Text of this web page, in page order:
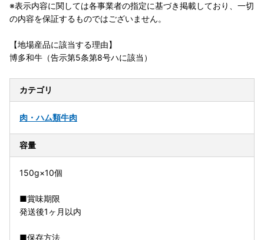
※表示内容に関しては各事業者の指定に基づき掲載しており、一切
の内容を保証するものではございません。
【地場産品に該当する理由】
博多和牛（告示第5条第8号ハに該当）
カテゴリ
肉・ハム類牛肉
容量
150g×10個
■賞味期限
発送後1ヶ月以内
■保存方法